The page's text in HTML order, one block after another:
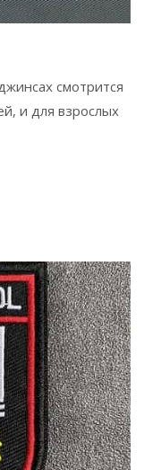
смотрится
и для взрослых